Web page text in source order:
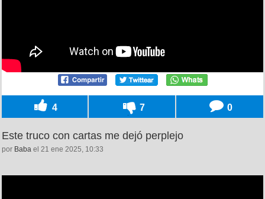
4 7 0
Este truco con cartas me dejó perplejo
por Baba el 21 ene 2025, 10:33